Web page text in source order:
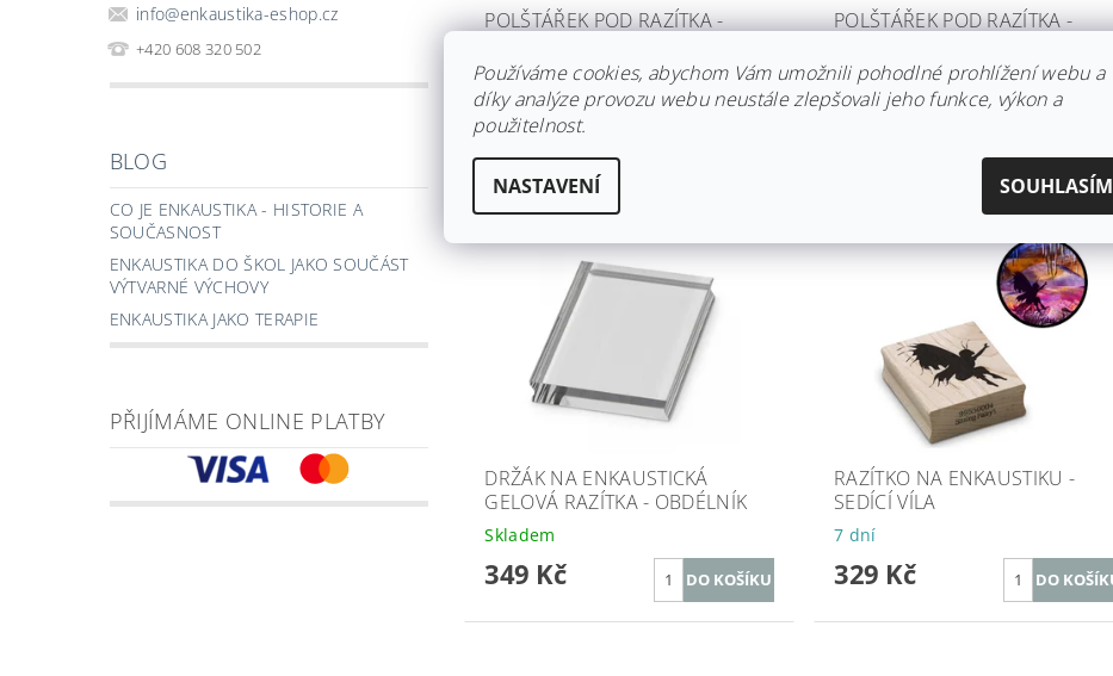
info@enkaustika-eshop.cz
+420 608 320 502
BLOG
CO JE ENKAUSTIKA - HISTORIE A
SOUČASNOST
ENKAUSTIKA DO ŠKOL JAKO SOUČÁST
VÝTVARNÉ VÝCHOVY
ENKAUSTIKA JAKO TERAPIE
PŘIJÍMÁME ONLINE PLATBY
POLŠTÁŘEK POD RAZÍTKA -
Skladem
239 Kč
POLŠTÁŘEK POD RAZÍTKA -
Skladem
239 Kč
DRŽÁK NA ENKAUSTICKÁ
GELOVÁ RAZÍTKA - OBDÉLNÍK
Skladem
349 Kč
RAZÍTKO NA ENKAUSTIKU -
SEDÍCÍ VÍLA
7 dní
329 Kč
Používáme cookies, abychom Vám umožnili pohodlné prohlížení webu a
díky analýze provozu webu neustále zlepšovali jeho funkce, výkon a
použitelnost.
NASTAVENÍ SOUHLASÍM